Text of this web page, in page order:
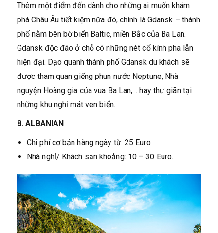
Thêm một điểm đến dành cho những ai muốn khám
phá Châu Âu tiết kiệm nữa đó, chính là Gdansk – thành
phố nằm bên bờ biển Baltic, miền Bắc của Ba Lan.
Gdansk độc đáo ở chỗ có những nét cổ kính pha lẫn
hiện đại. Dạo quanh thành phố Gdansk du khách sẽ
được tham quan giếng phun nước Neptune, Nhà
nguyện Hoàng gia của vua Ba Lan,… hay thư giãn tại
những khu nghỉ mát ven biển.
8. ALBANIAN
Chi phí cơ bản hàng ngày từ: 25 Euro
Nhà nghỉ/ Khách sạn khoảng: 10 – 30 Euro.